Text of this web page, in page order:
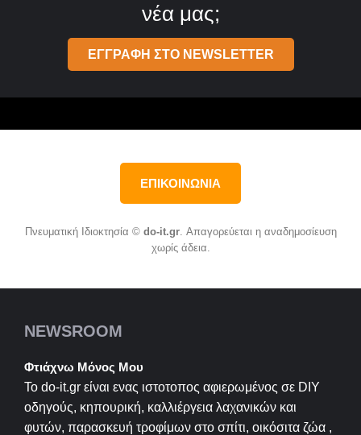
νέα μας;
ΕΓΓΡΑΦΗ ΣΤΟ NEWSLETTER
ΕΠΙΚΟΙΝΩΝΙΑ
Πνευματική Ιδιοκτησία © do-it.gr. Απαγορεύεται η αναδημοσίευση
χωρίς άδεια.
NEWSROOM
Φτιάχνω Μόνος Μου
Το do-it.gr είναι ενας ιστοτοπος αφιερωμένος σε DIY
οδηγούς, κηπουρική, καλλιέργεια λαχανικών και
φυτών, παρασκευή τροφίμων στο σπίτι, οικόσιτα ζώα ,